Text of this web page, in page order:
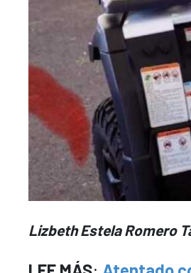
Lizbeth Estela Romero